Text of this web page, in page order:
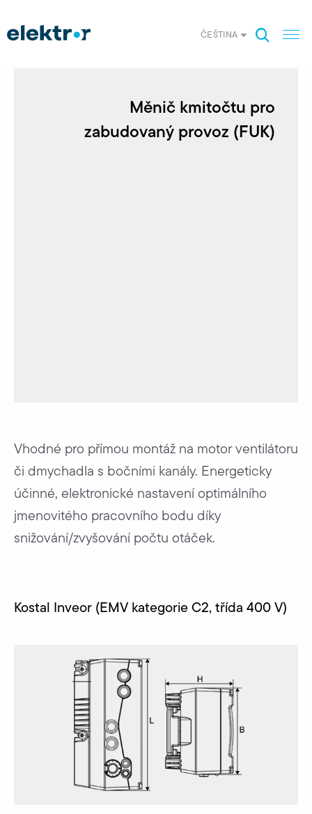
ČEŠTINA
Měnič kmitočtu pro
zabudovaný provoz (FUK)
Vhodné pro přímou montáž na motor ventilátoru
či dmychadla s bočními kanály. Energeticky
účinné, elektronické nastavení optimálního
jmenovitého pracovního bodu díky
snižování/zvyšování počtu otáček.
Kostal Inveor (EMV kategorie C2, třída 400 V)